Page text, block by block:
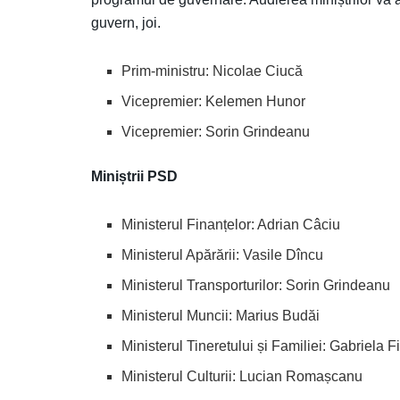
guvern, joi.
Prim-ministru: Nicolae Ciucă
Vicepremier: Kelemen Hunor
Vicepremier: Sorin Grindeanu
Miniștrii PSD
Ministerul Finanțelor: Adrian Câciu
Ministerul Apărării: Vasile Dîncu
Ministerul Transporturilor: Sorin Grindeanu
Ministerul Muncii: Marius Budăi
Ministerul Tineretului și Familiei: Gabriela
Ministerul Culturii: Lucian Romașcanu